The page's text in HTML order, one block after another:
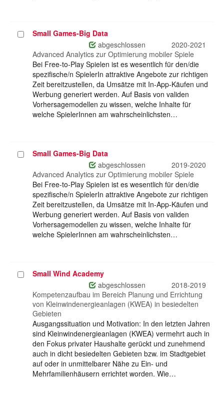
ProjektSmall Games-Big Data
abgeschlossen
2020-2021
Advanced Analytics zur Optimierung mobiler Spiele
Bei Free-to-Play Spielen ist es wesentlich für den/die
spezifische/n SpielerIn attraktive Angebote zur richtigen
Zeit bereitzustellen, da Umsätze mit In-App-Käufen und
Werbung generiert werden. Auf Basis von validen
Vorhersagemodellen zu wissen, welche Inhalte für
welche SpielerInnen am wahrscheinlichsten…
ProjektSmall Games-Big Data
abgeschlossen
2019-2020
Advanced Analytics zur Optimierung mobiler Spiele
Bei Free-to-Play Spielen ist es wesentlich für den/die
spezifische/n SpielerIn attraktive Angebote zur richtigen
Zeit bereitzustellen, da Umsätze mit In-App-Käufen und
Werbung generiert werden. Auf Basis von validen
Vorhersagemodellen zu wissen, welche Inhalte für
welche SpielerInnen am wahrscheinlichsten…
ProjektSmall Wind Academy
abgeschlossen
2018-2019
Kompetenzaufbau im Bereich Planung und Errichtung
von Kleinwindenergieanlagen (KWEA) in besiedelten
Gebieten
Ausgangssituation und Motivation: In den letzten Jahren
sind Kleinwindenergieanlagen (KWEA) vermehrt auch in
den Fokus privater Haushalte gerückt und zunehmend
auch in dicht besiedelten Gebieten bzw. im Stadtgebiet
auf oder in unmittelbarer Nähe zu Ein- und
Mehrfamilienhäusern errichtet worden. Wie…